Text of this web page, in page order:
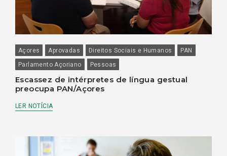
Açores Aprovadas Direitos Sociais e Humanos
PAN
Parlamento Açoriano
Pessoas
Escassez de intérpretes de língua gestual
preocupa PAN/Açores
LER NOTÍCIA